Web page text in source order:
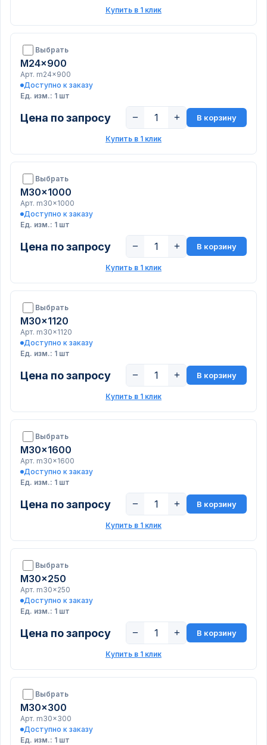
Купить в 1 клик
Выбрать
M24x900
Арт. m24x900
Доступно к заказу
Ед. изм.: 1 шт
Цена по запросу − + В корзину
Купить в 1 клик
Выбрать
M30x1000
Арт. m30x1000
Доступно к заказу
Ед. изм.: 1 шт
Цена по запросу − + В корзину
Купить в 1 клик
Выбрать
M30x1120
Арт. m30x1120
Доступно к заказу
Ед. изм.: 1 шт
Цена по запросу − + В корзину
Купить в 1 клик
Выбрать
M30x1600
Арт. m30x1600
Доступно к заказу
Ед. изм.: 1 шт
Цена по запросу − + В корзину
Купить в 1 клик
Выбрать
M30x250
Арт. m30x250
Доступно к заказу
Ед. изм.: 1 шт
Цена по запросу − + В корзину
Купить в 1 клик
Выбрать
M30x300
Арт. m30x300
Доступно к заказу
Ед. изм.: 1 шт